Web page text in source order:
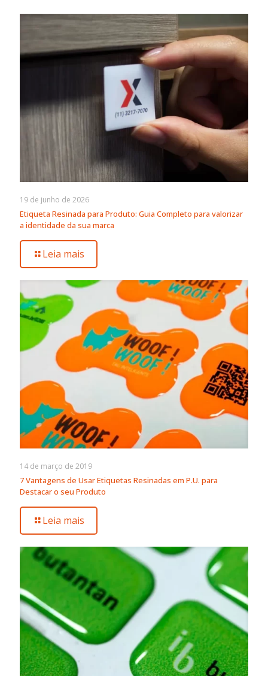
19 de junho de 2026
Etiqueta Resinada para Produto: Guia Completo para valorizar
a identidade da sua marca
Leia mais
14 de março de 2019
7 Vantagens de Usar Etiquetas Resinadas em P.U. para
Destacar o seu Produto
Leia mais